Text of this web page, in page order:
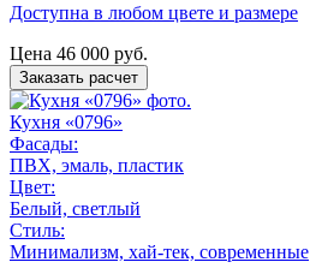
Доступна в любом цвете и размере
Цена 46 000 руб.
Заказать расчет
Кухня «0796»
Фасады:
ПВХ, эмаль, пластик
Цвет:
Белый, светлый
Стиль:
Минимализм, хай-тек, современные